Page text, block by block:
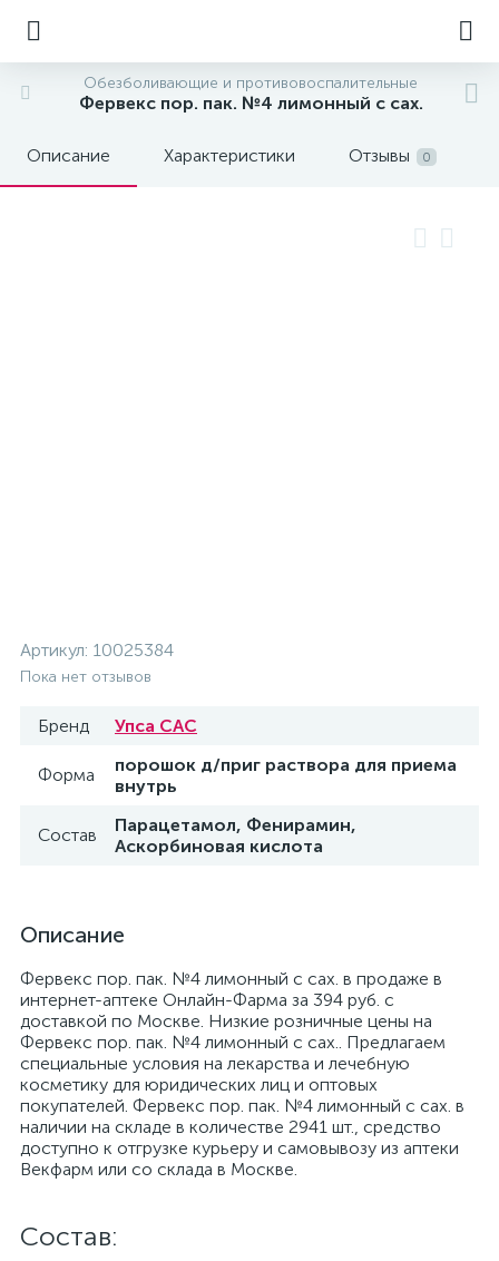
Обезболивающие и противовоспалительные
Фервекс пор. пак. №4 лимонный с сах.
Описание Характеристики Отзывы 0
Артикул: 10025384
Пока нет отзывов
Бренд Упса САС
Форма
порошок д/приг раствора для приема
внутрь
Состав
Парацетамол, Фенирамин,
Аскорбиновая кислота
Описание
Фервекс пор. пак. №4 лимонный с сах. в продаже в
интернет-аптеке Онлайн-Фарма за 394 руб. с
доставкой по Москве. Низкие розничные цены на
Фервекс пор. пак. №4 лимонный с сах.. Предлагаем
специальные условия на лекарства и лечебную
косметику для юридических лиц и оптовых
покупателей. Фервекс пор. пак. №4 лимонный с сах. в
наличии на складе в количестве 2941 шт., средство
доступно к отгрузке курьеру и самовывозу из аптеки
Векфарм или со склада в Москве.
Cостав: